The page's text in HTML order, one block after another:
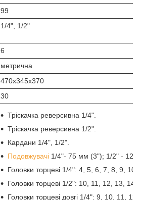
99
1/4", 1/2"
6
метрична
470х345х370
30
Тріскачка реверсивна 1/4".
Тріскачка реверсивна 1/2".
Кардани 1/4", 1/2".
Подовжувачі 1/4"- 75 мм (3"); 1/2" - 125
Головки торцеві 1/4": 4, 5, 6, 7, 8, 9,
Головки торцеві 1/2": 10, 11, 12, 13,
Головки торцеві довгі 1/4": 9, 10, 11,